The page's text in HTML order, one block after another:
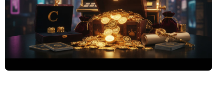
בלוג וחדשות
ביקורות
חדשות